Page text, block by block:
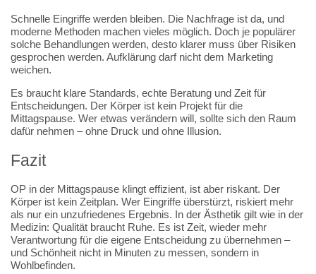
Schnelle Eingriffe werden bleiben. Die Nachfrage ist da, und
moderne Methoden machen vieles möglich. Doch je populärer
solche Behandlungen werden, desto klarer muss über Risiken
gesprochen werden. Aufklärung darf nicht dem Marketing
weichen.
Es braucht klare Standards, echte Beratung und Zeit für
Entscheidungen. Der Körper ist kein Projekt für die
Mittagspause. Wer etwas verändern will, sollte sich den Raum
dafür nehmen – ohne Druck und ohne Illusion.
Fazit
OP in der Mittagspause klingt effizient, ist aber riskant. Der
Körper ist kein Zeitplan. Wer Eingriffe überstürzt, riskiert mehr
als nur ein unzufriedenes Ergebnis. In der Ästhetik gilt wie in der
Medizin: Qualität braucht Ruhe. Es ist Zeit, wieder mehr
Verantwortung für die eigene Entscheidung zu übernehmen –
und Schönheit nicht in Minuten zu messen, sondern in
Wohlbefinden.